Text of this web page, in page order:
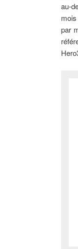
au-
par